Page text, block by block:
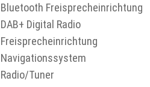
Bluetooth Freisprecheinrichtung
DAB+ Digital Radio
Freisprecheinrichtung
Navigationssystem
Radio/Tuner